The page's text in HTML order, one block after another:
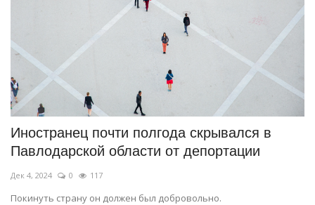
Иностранец почти полгода скрывался в
Павлодарской области от депортации
Дек 4, 2024 0 117
Покинуть страну он должен был добровольно.